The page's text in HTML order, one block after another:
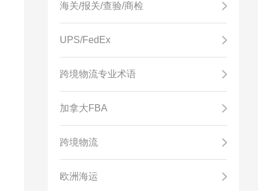
海关/报关/查验/商检
UPS/FedEx
跨境物流专业术语
加拿大FBA
跨境物流
欧洲海运